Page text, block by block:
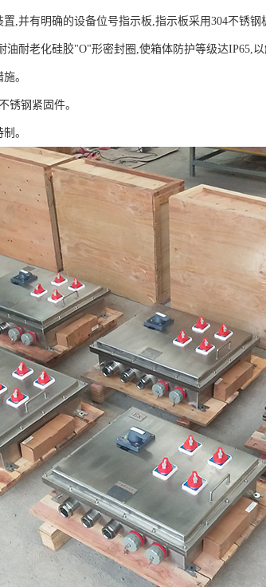
,并有明确的设备位号指示板,指示板采用304不锈钢
油耐老化硅胶"O"形密封圈,使箱体防护等级达IP65,
。
锈钢紧固件。
。